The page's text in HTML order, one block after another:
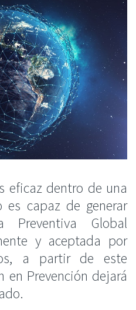
eficaz dentro de una
es capaz de generar
Preventiva Global
y aceptada por
a partir de este
en Prevención dejará